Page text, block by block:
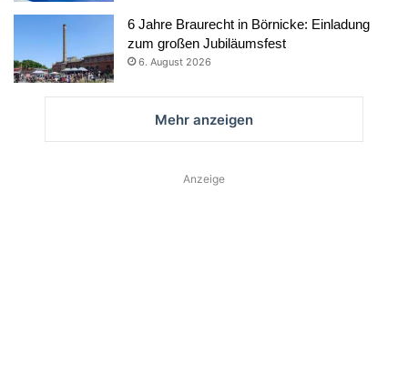
6 Jahre Braurecht in Börnicke: Einladung
zum großen Jubiläumsfest
6. August 2026
Mehr anzeigen
Anzeige